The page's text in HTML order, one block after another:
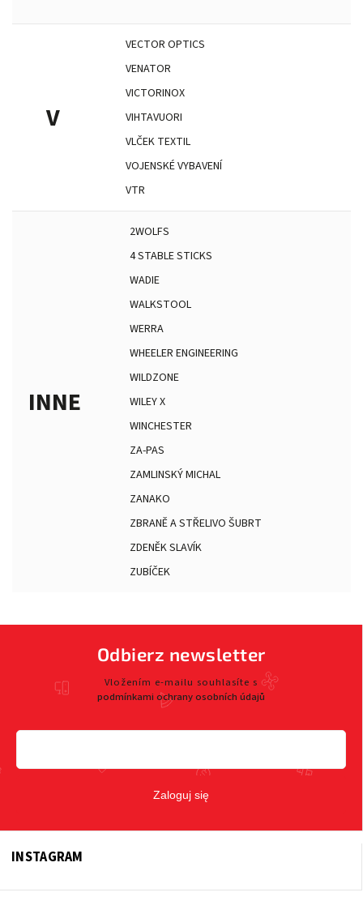
V
VECTOR OPTICS
VENATOR
VICTORINOX
VIHTAVUORI
VLČEK TEXTIL
VOJENSKÉ VYBAVENÍ
VTR
INNE
2WOLFS
4 STABLE STICKS
WADIE
WALKSTOOL
WERRA
WHEELER ENGINEERING
WILDZONE
WILEY X
WINCHESTER
ZA-PAS
ZAMLINSKÝ MICHAL
ZANAKO
ZBRANĚ A STŘELIVO ŠUBRT
ZDENĚK SLAVÍK
ZUBÍČEK
Odbierz newsletter
Vložením e-mailu souhlasíte s
podmínkami ochrany osobních údajů
Zaloguj się
INSTAGRAM